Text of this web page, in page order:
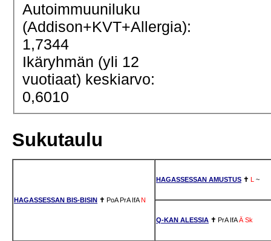
Autoimmuuniluku
(Addison+KVT+Allergia):
1,7344
Ikäryhmän (yli 12
vuotiaat) keskiarvo:
0,6010
Sukutaulu
HAGASSESSAN BIS-BISIN ✝ PoA PrA IfA N
HAGASSESSAN AMUSTUS ✝ L ~
Q-KAN ALESSIA ✝ PrA IfA Ä Sk